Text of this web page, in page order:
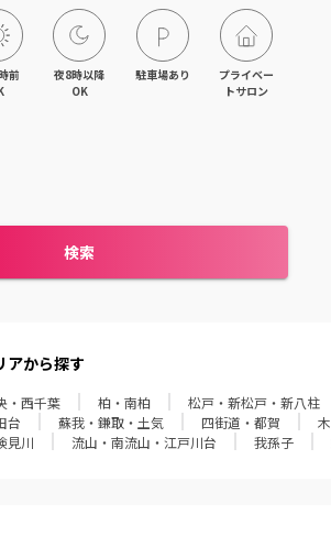
金・成東
海岸
前
夜8時以降
OK
駐車場あり
プライベー
トサロン
検索
アから探す
・西千葉 柏・南柏 松戸・新松戸・新八柱
台
蘇我・鎌取・土気 四街道・都賀
見川
流山・南流山・江戸川台 我孫子